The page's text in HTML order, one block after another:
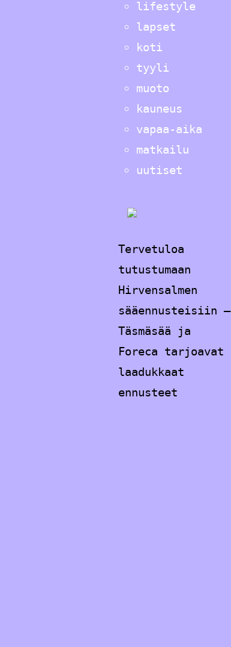
lifestyle
lapset
koti
tyyli
muoto
kauneus
vapaa-aika
matkailu
uutiset
Tervetuloa
tutustumaan
Hirvensalmen
sääennusteisiin –
Täsmäsää ja
Foreca tarjoavat
laadukkaat
ennusteet